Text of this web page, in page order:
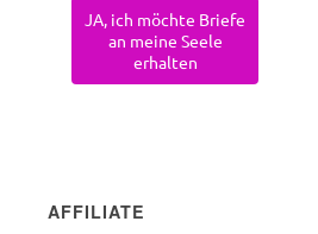
JA, ich möchte Briefe
an meine Seele
erhalten
AFFILIATE